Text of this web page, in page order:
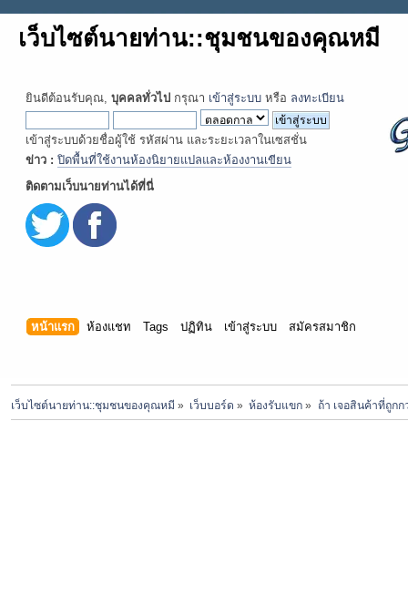
เว็บไซต์นายท่าน::ชุมชนของคุณหมี
ยินดีต้อนรับคุณ, บุคคลทั่วไป กรุณา เข้าสู่ระบบ หรือ ลงทะเบียน
เข้าสู่ระบบด้วยชื่อผู้ใช้ รหัสผ่าน และระยะเวลาในเซสชั่น
ข่าว : ปิดพื้นที่ใช้งานห้องนิยายแปลและห้องงานเขียน
ติดตามเว็บนายท่านได้ที่นี่
หน้าแรก ห้องแชท Tags ปฏิทิน เข้าสู่ระบบ สมัครสมาชิก
เว็บไซต์นายท่าน::ชุมชนของคุณหมี » เว็บบอร์ด » ห้องรับแขก » ถ้า เจอสินค้าที่ถูก